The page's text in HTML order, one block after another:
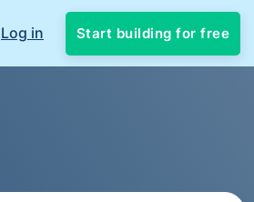
Log in Start building for free